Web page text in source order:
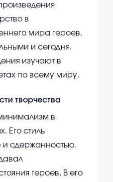
в
мира героев.
и сегодня.
изучают в
по всему миру.
творчества
в
Его стиль
и сдержанностью.
героев. В его